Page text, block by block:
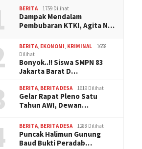
BERITA 1759 Dilihat
Dampak Mendalam
Pembubaran KTKI, Agita N…
BERITA, EKONOMI, KRIMINAL
1658
Dilihat
Bonyok..!! Siswa SMPN 83
Jakarta Barat D…
BERITA, BERITA DESA 1619 Dilihat
Gelar Rapat Pleno Satu
Tahun AWI, Dewan…
BERITA, BERITA DESA 1288 Dilihat
Puncak Halimun Gunung
Baud Bukti Peradab…